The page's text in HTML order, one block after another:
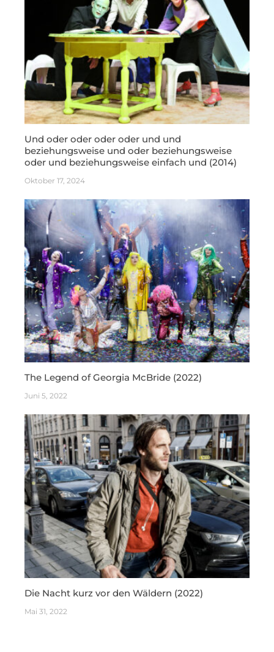
Und oder oder oder oder und und
beziehungsweise und oder beziehungsweise
oder und beziehungsweise einfach und (2014)
Oktober 17, 2024
The Legend of Georgia McBride (2022)
Juni 5, 2022
Die Nacht kurz vor den Wäldern (2022)
Mai 31, 2022